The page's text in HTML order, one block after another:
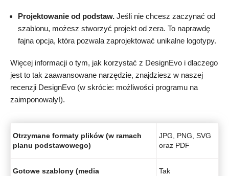
Projektowanie od podstaw. Jeśli nie chcesz zaczynać od
szablonu, możesz stworzyć projekt od zera. To naprawdę
fajna opcja, która pozwala zaprojektować unikalne logotypy.
Więcej informacji o tym, jak korzystać z DesignEvo i dlaczego
jest to tak zaawansowane narzędzie, znajdziesz w naszej
recenzji DesignEvo (w skrócie: możliwości programu na
zaimponowały!).
Otrzymane formaty plików (w ramach
planu podstawowego)
JPG, PNG, SVG
oraz PDF
Gotowe szablony (media
Tak